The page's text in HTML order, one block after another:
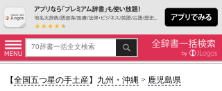
【全国五つ星の手土産】 九州・沖縄> 鹿児島県